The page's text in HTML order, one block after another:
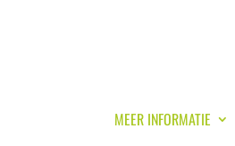
MEER INFORMATIE